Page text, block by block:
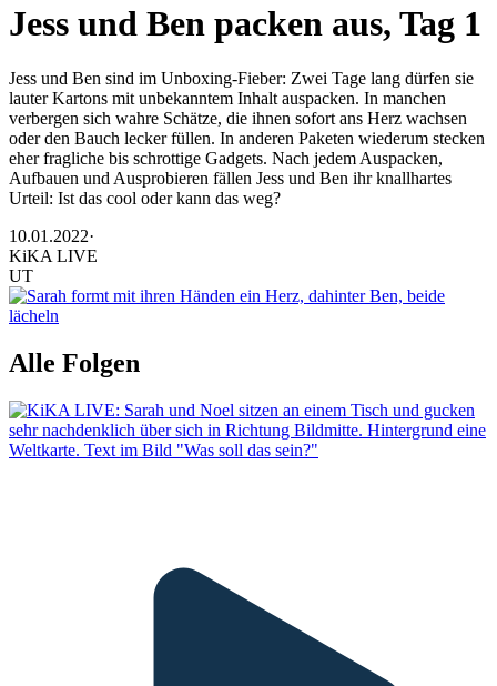
Jess und Ben packen aus, Tag 1
Jess und Ben sind im Unboxing-Fieber: Zwei Tage lang dürfen sie
lauter Kartons mit unbekanntem Inhalt auspacken. In manchen
verbergen sich wahre Schätze, die ihnen sofort ans Herz wachsen
oder den Bauch lecker füllen. In anderen Paketen wiederum stecken
eher fragliche bis schrottige Gadgets. Nach jedem Auspacken,
Aufbauen und Ausprobieren fällen Jess und Ben ihr knallhartes
Urteil: Ist das cool oder kann das weg?
10.01.2022·
KiKA LIVE
UT
Alle Folgen